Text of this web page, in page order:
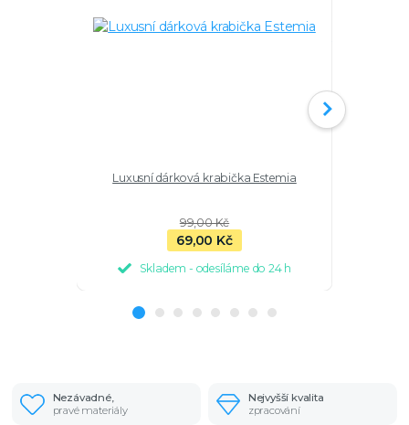
Luxusní dárková krabička Estemia
99,00 Kč
69,00 Kč
Skladem - odesíláme do 24 h
Nezávadné,
pravé materiály
Nejvyšší kvalita
zpracování